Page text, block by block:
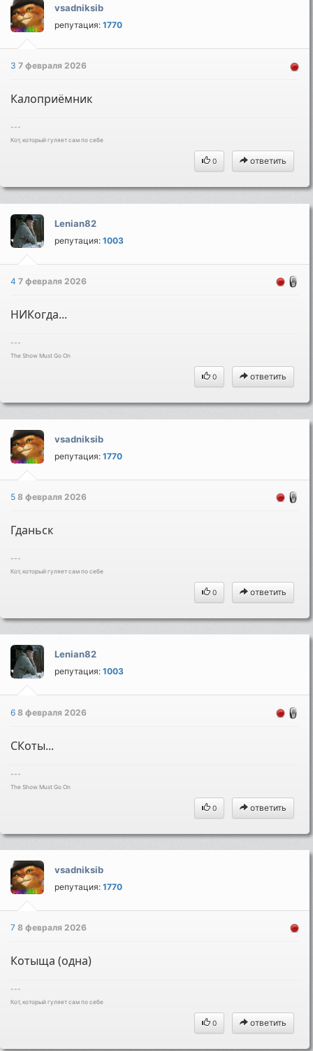
vsadniksib
репутация:1770
37 февраля 2026
Калоприёмник
---
Кот, который гуляет сам по себе
0 ответить
Lenian82
репутация:1003
47 февраля 2026
НИКогда...
---
The Show Must Go On
0 ответить
vsadniksib
репутация:1770
58 февраля 2026
Гданьск
---
Кот, который гуляет сам по себе
0 ответить
Lenian82
репутация:1003
68 февраля 2026
СКоты...
---
The Show Must Go On
0 ответить
vsadniksib
репутация:1770
78 февраля 2026
Котыща (одна)
---
Кот, который гуляет сам по себе
0 ответить